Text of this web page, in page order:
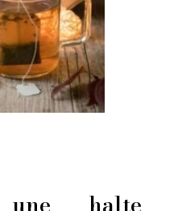
une halte